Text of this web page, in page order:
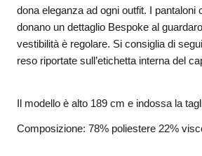
dona eleganza ad ogni outfit. I pantaloni
donano un dettaglio Bespoke al
vestibilità è regolare. Si consiglia di
reso riportate sull’etichetta interna del
Il modello è alto 189 cm e indossa la
Composizione: 78% poliestere 22%